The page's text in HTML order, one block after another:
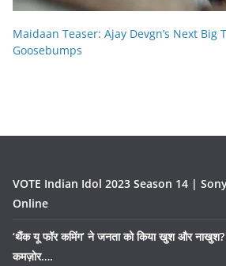
Maidaan Teaser: Ajay Devgn’s Next Big
Goosebumps
VOTE Indian Idol 2023 Season 14 |
Online
‘थैंक यू फॉर कमिंग’ ने जनता को किया खुश और
कमज़ोर….